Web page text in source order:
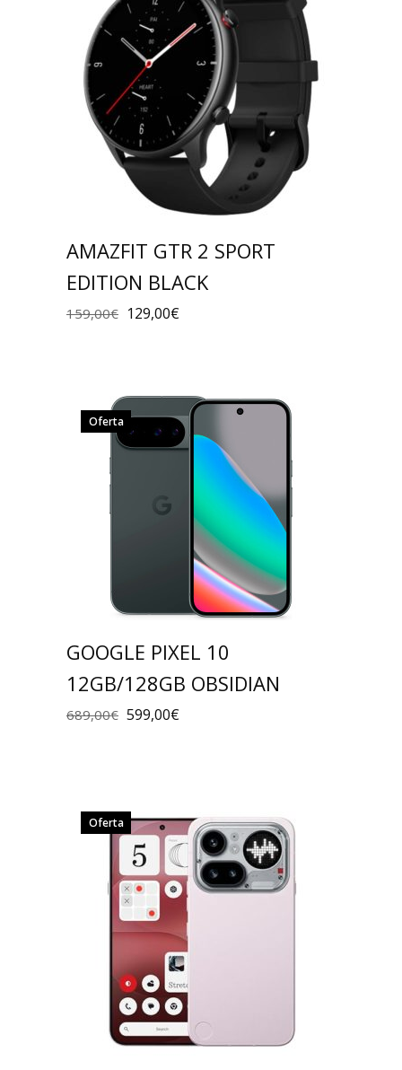
AMAZFIT GTR 2 SPORT
EDITION BLACK
159,00€ 129,00€
Oferta
GOOGLE PIXEL 10
12GB/128GB OBSIDIAN
689,00€ 599,00€
Oferta